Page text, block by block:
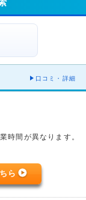
口コミ・詳細
時間が異なります。
ら